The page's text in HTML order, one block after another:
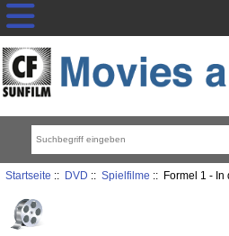
Startseite :: DVD :: Spielfilme :: Formel 1 - In